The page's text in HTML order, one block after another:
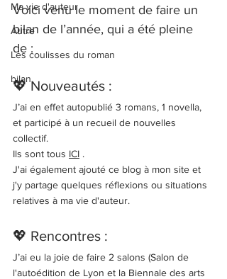
Ma vie d'auteur
Autre
Les coulisses du roman
bilan
Voici venu le moment de faire un
bilan de l’année, qui a été pleine
de :
💖 Nouveautés :
J’ai en effet autopublié 3 romans, 1 novella,
et participé à un recueil de nouvelles
collectif.
Ils sont tous ICI .
J'ai également ajouté ce blog à mon site et
j'y partage quelques réflexions ou situations
relatives à ma vie d'auteur.
💖 Rencontres :
J’ai eu la joie de faire 2 salons (Salon de
l'autoédition de Lyon et la Biennale des arts